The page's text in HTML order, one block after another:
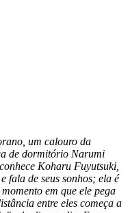
um calouro da
de dormitório Narumi
Koharu Fuyutsuki,
fala de seus sonhos; ela é
em que ele pega
entre eles começa a